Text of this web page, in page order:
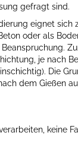
gefragt sind.
eignet sich
oder als
je nach
Die
dem Gießen
keine